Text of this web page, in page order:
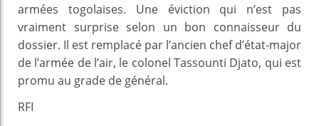
armées togolaises. Une éviction qui n’est pas
vraiment surprise selon un bon connaisseur du
dossier. Il est remplacé par l’ancien chef d’état-major
de l’armée de l’air, le colonel Tassounti Djato, qui est
promu au grade de général.
RFI